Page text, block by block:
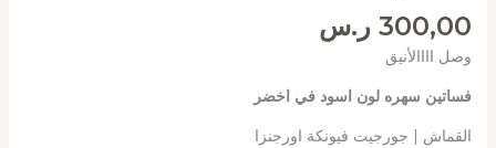
300,00 ر.س
وصل اااالأنيق
فساتين سهره لون اسود في اخضر
القماش | جورجيت فيونكة اورجنزا